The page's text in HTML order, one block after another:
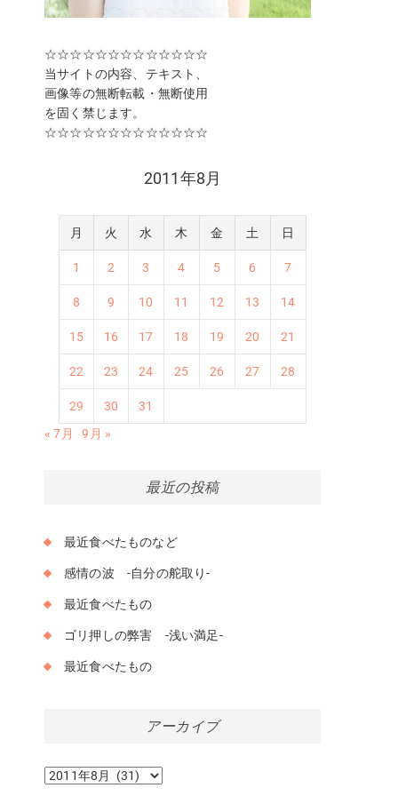
☆☆☆☆☆☆☆☆☆☆☆☆☆
当サイトの内容、テキスト、
画像等の無断転載・無断使用
を固く禁じます。
☆☆☆☆☆☆☆☆☆☆☆☆☆
2011年8月
月 火 水 木 金 土 日
1 2 3 4 5 6 7
8 9 10 11 12 13 14
15 16 17 18 19 20 21
22 23 24 25 26 27 28
29 30
31
« 7月
9月 »
最近の投稿
最近食べたものなど
感情の波 -自分の舵取り-
最近食べたもの
ゴリ押しの弊害 -浅い満足-
最近食べたもの
アーカイブ
ア